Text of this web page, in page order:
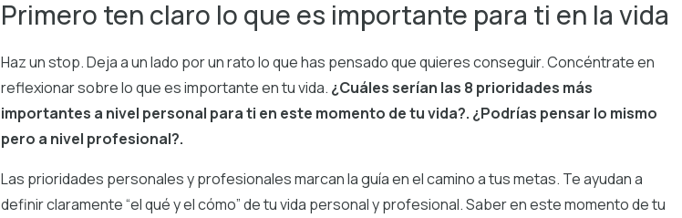
Primero ten claro lo que es importante para ti en la vida
Haz un stop. Deja a un lado por un rato lo que has pensado que quieres conseguir. Concéntrate en
reflexionar sobre lo que es importante en tu vida. ¿Cuáles serían las 8 prioridades más
importantes a nivel personal para ti en este momento de tu vida?. ¿Podrías pensar lo mismo
pero a nivel profesional?.
Las prioridades personales y profesionales marcan la guía en el camino a tus metas. Te ayudan a
definir claramente “el qué y el cómo” de tu vida personal y profesional. Saber en este momento de tu